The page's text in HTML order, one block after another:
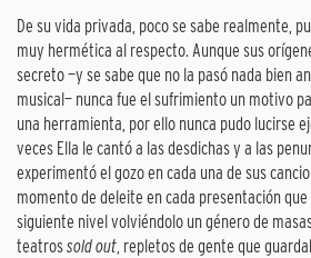
De su vida privada, poco se sabe realmente,
muy hermética al respecto. Aunque sus
secreto —y se sabe que no la pasó nada bien
musical— nunca fue el sufrimiento un motivo
una herramienta, por ello nunca pudo lucirse
veces Ella le cantó a las desdichas y a las
experimentó el gozo en cada una de sus
momento de deleite en cada presentación
siguiente nivel volviéndolo un género de
teatrossold out, repletos de gente que